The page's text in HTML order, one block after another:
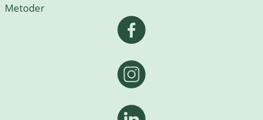
Metoder